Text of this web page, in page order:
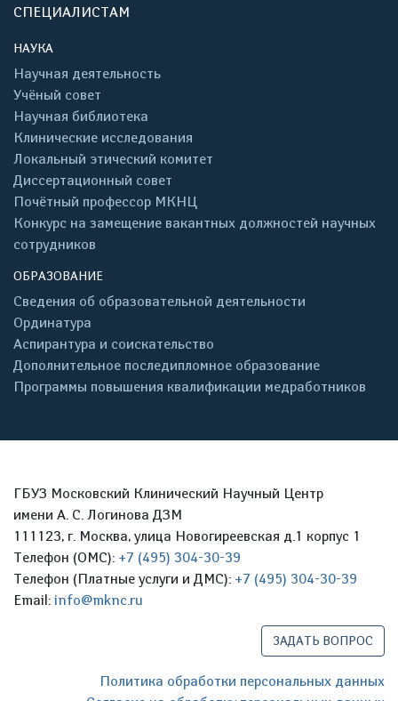
СПЕЦИАЛИСТАМ
НАУКА
Научная деятельность
Учёный совет
Научная библиотека
Клинические исследования
Локальный этический комитет
Диссертационный совет
Почётный профессор МКНЦ
Конкурс на замещение вакантных должностей научных
сотрудников
ОБРАЗОВАНИЕ
Сведения об образовательной деятельности
Ординатура
Аспирантура и соискательство
Дополнительное последипломное образование
Программы повышения квалификации медработников
ГБУЗ Московский Клинический Научный Центр
имени А. С. Логинова ДЗМ
111123, г. Москва, улица Новогиреевская д.1 корпус 1
Телефон (ОМС): +7 (495) 304-30-39
Телефон (Платные услуги и ДМС): +7 (495) 304-30-39
Email: info@mknc.ru
ЗАДАТЬ ВОПРОС
Политика обработки персональных данных